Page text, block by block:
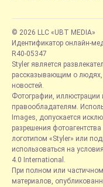
© 2026 LLC «UBT MEDIA»
Идентификатор онлайн-
R40-05347
Styler является
рассказывающим о людях,
новостей.
Фотографии, иллюстрации
правообладателям.
Images, допускается
разрешения
логотипом «Styler» или
использоваться на
4.0 International.
При полном или
материалов,